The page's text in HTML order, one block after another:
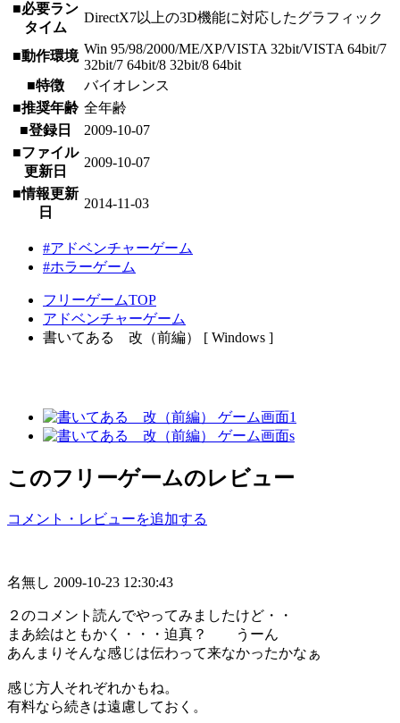
■必要ラン
タイム
DirectX7以上の3D機能に対応したグラフィック
■動作環境 Win 95/98/2000/ME/XP/VISTA 32bit/VISTA 64bit/7
32bit/7 64bit/8 32bit/8 64bit
■特徴
バイオレンス
■推奨年齢 全年齢
■登録日
2009-10-07
■ファイル
更新日
2009-10-07
■情報更新
日
2014-11-03
#アドベンチャーゲーム
#ホラーゲーム
フリーゲームTOP
アドベンチャーゲーム
書いてある 改（前編） [ Windows ]
このフリーゲームのレビュー
コメント・レビューを追加する
名無し 2009-10-23 12:30:43
２のコメント読んでやってみましたけど・・
まあ絵はともかく・・・迫真？ うーん
あんまりそんな感じは伝わって来なかったかなぁ
感じ方人それぞれかもね。
有料なら続きは遠慮しておく。